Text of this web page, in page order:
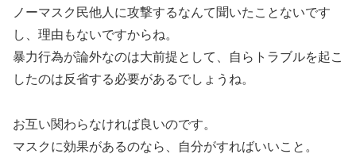
ノーマスク民他人に攻撃するなんて聞いたことないです
し、理由もないですからね。
暴力行為が論外なのは大前提として、自らトラブルを起こ
したのは反省する必要があるでしょうね。
お互い関わらなければ良いのです。
マスクに効果があるのなら、自分がすればいいこと。